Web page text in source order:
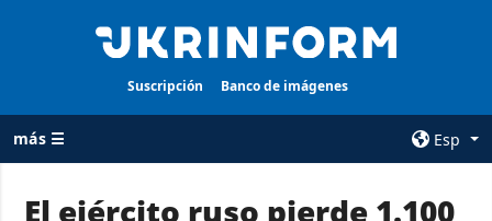
Suscripción Banco de imágenes
más ☰
Esp
El ejército ruso pierde 1.100